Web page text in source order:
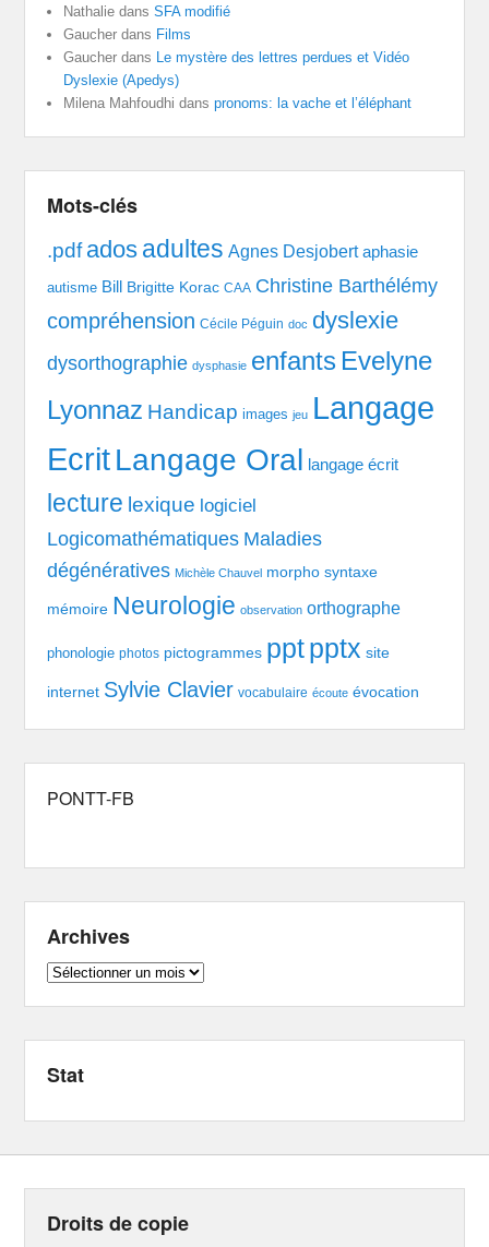
Nathalie dansSFA modifié
Gaucher dans Films
Gaucher dans Le mystère des lettres perdues et Vidéo
Dyslexie (Apedys)
Milena Mahfoudhi danspronoms: la vache et l’éléphant
Mots-clés
.pdf ados adultes Agnes Desjobert aphasie
autisme Bill Brigitte Korac CAA Christine Barthélémy
compréhension Cécile Péguin doc dyslexie
dysorthographie dysphasie enfants Evelyne
Lyonnaz Handicap images jeu Langage
EcritLangage Oral langage écrit
lecture lexique logiciel
Logicomathématiques Maladies
dégénératives Michèle Chauvel morpho syntaxe
mémoire Neurologie observation orthographe
phonologie photos pictogrammes pptpptx site
internet Sylvie Clavier vocabulaire écoute évocation
PONTT-FB
Archives
Archives
Stat
Droits de copie